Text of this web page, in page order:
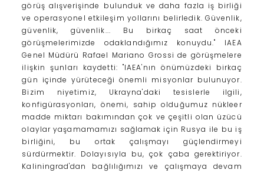
görüş alışverişinde bulunduk ve daha fazla iş birliği
ve operasyonel etkileşim yollarını belirledik. Güvenlik,
güvenlik, güvenlik... Bu birkaç saat önceki
görüşmelerimizde odaklandığımız konuydu." IAEA
Genel Müdürü Rafael Mariano Grossi de görüşmelere
ilişkin şunları kaydetti: "lAEA'nın önümüzdeki birkaç
gün içinde yürüteceği önemli misyonlar bulunuyor.
Bizim niyetimiz, Ukrayna'daki tesislerle ilgili,
konfigürasyonları, önemi, sahip olduğumuz nükleer
madde miktarı bakımından çok ve çeşitli olan üzücü
olaylar yaşamamamızı sağlamak için Rusya ile bu iş
birliğini, bu ortak çalışmayı güçlendirmeyi
sürdürmektir. Dolayısıyla bu, çok çaba gerektiriyor.
Kaliningrad'dan bağlılığımızı ve çalışmaya devam